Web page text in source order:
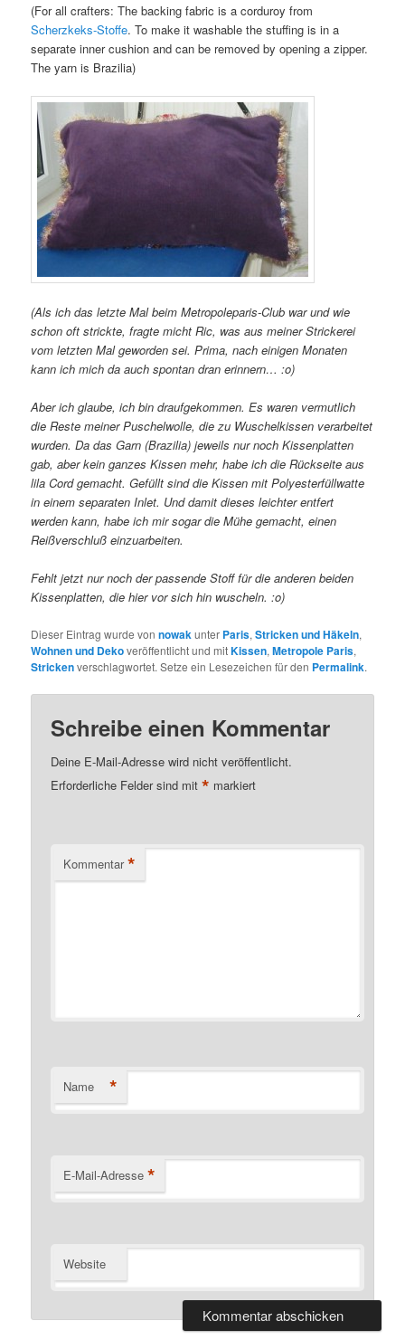
(For all crafters: The backing fabric is a corduroy from
Scherzkeks-Stoffe. To make it washable the stuffing is in a
separate inner cushion and can be removed by opening a zipper.
The yarn is Brazilia)
(Als ich das letzte Mal beim Metropoleparis-Club war und wie
schon oft strickte, fragte micht Ric, was aus meiner Strickerei
vom letzten Mal geworden sei. Prima, nach einigen Monaten
kann ich mich da auch spontan dran erinnern… :o)
Aber ich glaube, ich bin draufgekommen. Es waren vermutlich
die Reste meiner Puschelwolle, die zu Wuschelkissen verarbeitet
wurden. Da das Garn (Brazilia) jeweils nur noch Kissenplatten
gab, aber kein ganzes Kissen mehr, habe ich die Rückseite aus
lila Cord gemacht. Gefüllt sind die Kissen mit Polyesterfüllwatte
in einem separaten Inlet. Und damit dieses leichter entfert
werden kann, habe ich mir sogar die Mühe gemacht, einen
Reißverschluß einzuarbeiten.
Fehlt jetzt nur noch der passende Stoff für die anderen beiden
Kissenplatten, die hier vor sich hin wuscheln. :o)
Dieser Eintrag wurde vonnowak unter Paris,Stricken und Häkeln,
Wohnen und Dekoveröffentlicht und mitKissen,Metropole Paris,
Strickenverschlagwortet. Setze ein Lesezeichen für den Permalink.
Schreibe einen Kommentar
Deine E-Mail-Adresse wird nicht veröffentlicht.
Erforderliche Felder sind mit* markiert
Kommentar *
Name *
E-Mail-Adresse *
Website